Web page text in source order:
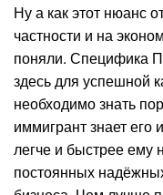
Ну а как этот нюанс
частности и на
поняли. Специфика
здесь для успешной
необходимо знать
иммигрант знает его
легче и быстрее ему
постоянных